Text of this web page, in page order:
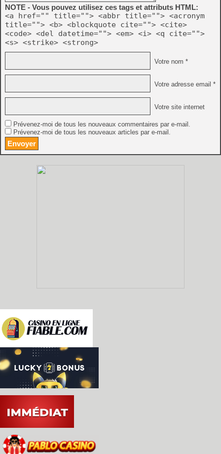
NOTE - Vous pouvez utilisez ces tags et attributs HTML:
<a href="" title=""> <abbr title=""> <acronym
title=""> <b> <blockquote cite=""> <cite>
<code> <del datetime=""> <em> <i> <q cite="">
<s> <strike> <strong>
Votre nom *
Votre adresse email *
Votre site internet
Prévenez-moi de tous les nouveaux commentaires par e-mail.
Prévenez-moi de tous les nouveaux articles par e-mail.